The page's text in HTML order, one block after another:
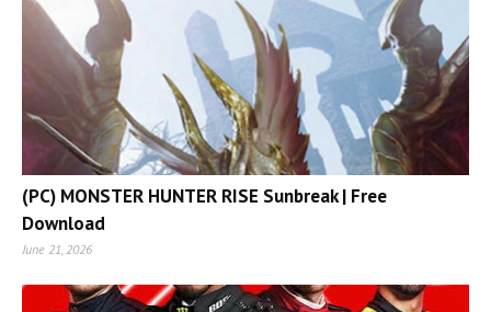
(PC) MONSTER HUNTER RISE Sunbreak | Free
Download
June 21, 2026